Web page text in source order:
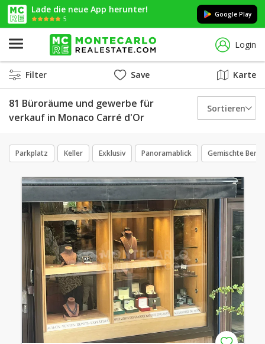
Lade die neue App herunter!
5
Google Play
Login
Filter Save Karte
81 Büroräume und gewerbe für
verkauf in Monaco Carré d'Or
Sortieren
Parkplatz Keller Exklusiv Panoramablick Gemischte